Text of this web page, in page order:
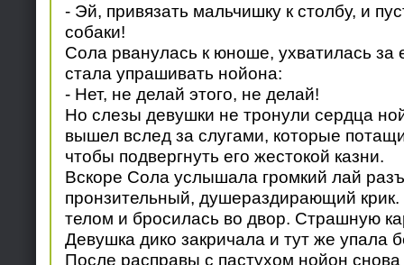
- Эй, привязать мальчишку к столбу, и
собаки!
Сола рванулась к юноше, ухватилась за
стала упрашивать нойона:
- Нет, не делай этого, не делай!
Но слезы девушки не тронули сердца
вышел вслед за слугами, которые
чтобы подвергнуть его жестокой казни.
Вскоре Сола услышала громкий лай
пронзительный, душераздирающий
телом и бросилась во двор. Страшную
Девушка дико закричала и тут же упала
После расправы с пастухом нойон